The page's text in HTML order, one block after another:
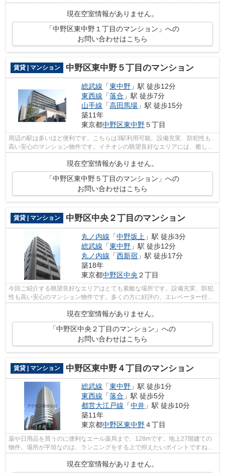
しいエレベーター付きの物件です。物件...
現在空室情報がありません。
「中野区東中野１丁目のマンション」への
お問い合わせはこちら
賃貸 | マンション 中野区東中野５丁目のマンション
総武線 「東中野 」駅 徒歩12分
東西線 「落合 」駅 徒歩7分
山手線 「高田馬場 」駅 徒歩15分
築11年
東京都中野区東中野５丁目
周辺の駅は多いほど便利です。こちらは3駅利用可能。設備充実、防犯性も
高い安心のマンション物件です。イチオシの眺望良好なエリアには、癒しが
現在空室情報がありません。
「中野区東中野５丁目のマンション」への
お問い合わせはこちら
賃貸 | マンション 中野区中央２丁目のマンション
丸ノ内線 「中野坂上 」駅 徒歩3分
総武線 「東中野 」駅 徒歩12分
丸ノ内線 「西新宿 」駅 徒歩17分
築18年
東京都中野区中央 ２丁目
今回ご紹介する眺望良好なエリアはとても素敵な場所です。設備充実、防犯
性も高い安心のマンション物件です。多くの方に好評の、エレベーター付き
現在空室情報がありません。
「中野区中央２丁目のマンション」への
お問い合わせはこちら
賃貸 | マンション 中野区東中野４丁目のマンション
総武線 「東中野 」駅 徒歩1分
東西線 「落合 」駅 徒歩5分
都営大江戸線 「中井 」駅 徒歩10分
築11年
東京都中野区東中野４丁目
薬や日用品を買うのに便利なエール薬局まで、128mです。地上27階建ての
物件。場所が平坦なのは、ランニングをする上で抑えたいポイントですね。
現在空室情報がありません。